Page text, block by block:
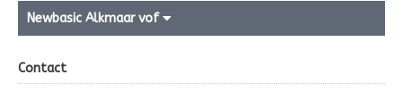
Newbasic Alkmaar vof
Contact